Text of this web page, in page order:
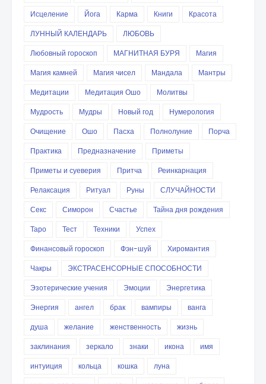
Исцеление
Йога Карма Книги
Красота
ЛУННЫЙ КАЛЕНДАРЬ
ЛЮБОВЬ
Любовный гороскоп
МАГНИТНАЯ БУРЯ
Магия
Магия камней
Магия чисел Мандала
Мантры
Медитации
Медитация Ошо
Молитвы
Мудрость
Мудры Новый год
Нумерология
Очищение
Ошо Пасха Полнолуние
Порча
Практика
Предназначение
Приметы
Приметы и суеверия
Притча
Реинкарнация
Релаксация
Ритуал Руны
СЛУЧАЙНОСТИ
Секс
Симорон Счастье
Тайна дня рождения
Таро
Тест Техники
Успех
Финансовый гороскоп
Фэн-шуй
Хиромантия
Чакры
ЭКСТРАСЕНСОРНЫЕ СПОСОБНОСТИ
Эзотерические учения
Эмоции
Энергетика
Энергия
ангел брак вампиры
ванга
душа
желание женственность
жизнь
заклинания
зеркало знаки икона
имя
интуиция
кольца кошка
луна